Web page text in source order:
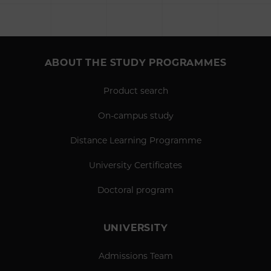
ABOUT THE STUDY PROGRAMMES
Product search
On-campus study
Distance Learning Programme
University Certificates
Doctoral program
UNIVERSITY
Admissions Team